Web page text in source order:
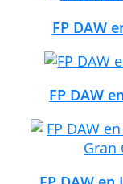
FP DAW
FP DAW